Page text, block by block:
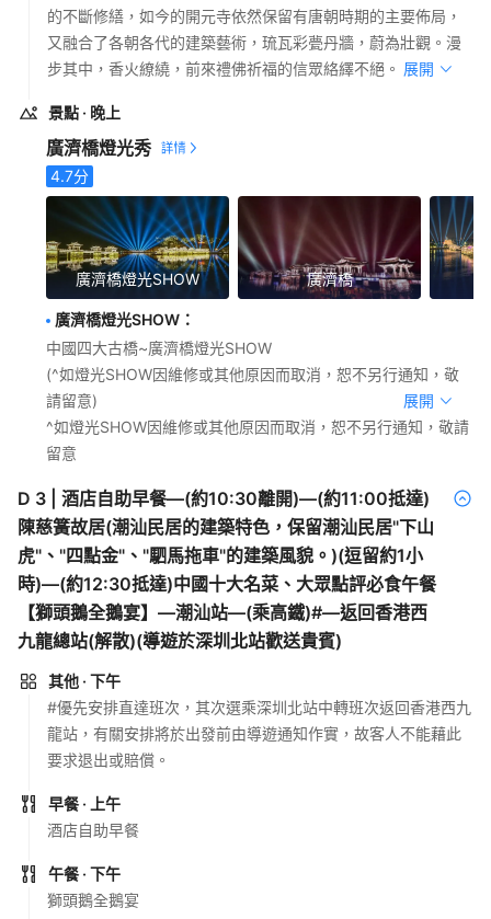
的不斷修繕，如今的開元寺依然保留有唐朝時期的主要佈局，
又融合了各朝各代的建築藝術，琉瓦彩甍丹牆，蔚為壯觀。漫
步其中，香火繚繞，前來禮佛祈福的信眾絡繹不絕。 展開
景點 · 晚上
廣濟橋燈光秀
4.7分
廣濟橋燈光SHOW 廣濟橋
廣濟橋燈光SHOW ：
中國四大古橋~廣濟橋燈光SHOW
(^如燈光SHOW因維修或其他原因而取消，恕不另行通知，敬
請留意)
展開
^如燈光SHOW因維修或其他原因而取消，恕不另行通知，敬請
留意
D 3
酒店自助早餐—(約10:30離開)—(約11:00抵達)
陳慈簧故居(潮汕民居的建築特色，保留潮汕民居"下山
虎"、"四點金"、"駟馬拖車"的建築風貌。)(逗留約1小
時)—(約12:30抵達)中國十大名菜、大眾點評必食午餐
【獅頭鵝全鵝宴】—潮汕站—(乘高鐵)#—返回香港西
九龍總站(解散)(導遊於深圳北站歡送貴賓)
其他 · 下午
#優先安排直達班次，其次選乘深圳北站中轉班次返回香港西九
龍站，有關安排將於出發前由導遊通知作實，故客人不能藉此
要求退出或賠償。
早餐 · 上午
酒店自助早餐
午餐 · 下午
獅頭鵝全鵝宴